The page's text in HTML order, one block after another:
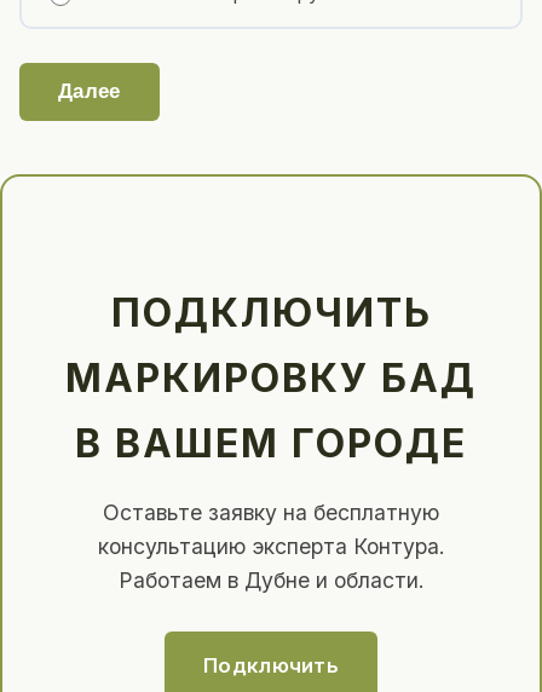
Далее
ПОДКЛЮЧИТЬ
МАРКИРОВКУ БАД
В ВАШЕМ ГОРОДЕ
Оставьте заявку на бесплатную
консультацию эксперта Контура.
Работаем в Дубне и области.
Подключить